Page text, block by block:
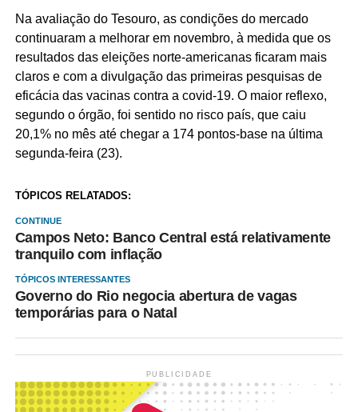
Na avaliação do Tesouro, as condições do mercado
continuaram a melhorar em novembro, à medida que os
resultados das eleições norte-americanas ficaram mais
claros e com a divulgação das primeiras pesquisas de
eficácia das vacinas contra a covid-19. O maior reflexo,
segundo o órgão, foi sentido no risco país, que caiu
20,1% no mês até chegar a 174 pontos-base na última
segunda-feira (23).
TÓPICOS RELATADOS:
CONTINUE
Campos Neto: Banco Central está relativamente
tranquilo com inflação
TÓPICOS INTERESSANTES
Governo do Rio negocia abertura de vagas
temporárias para o Natal
PUBLICIDADE